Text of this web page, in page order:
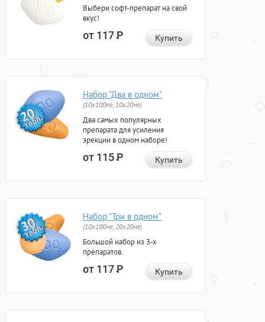
Выбери софт-препарат на свой
вкус!
от 117Р Купить
Набор "Два в одном"
(10x100мг, 10x20мг)
Два самых популярных
препарата для усиления
эрекции в одном наборе!
от 115Р Купить
Набор "Три в одном"
(10x100мг, 20x20мг)
Большой набор из 3-х
препаратов.
от 117Р Купить